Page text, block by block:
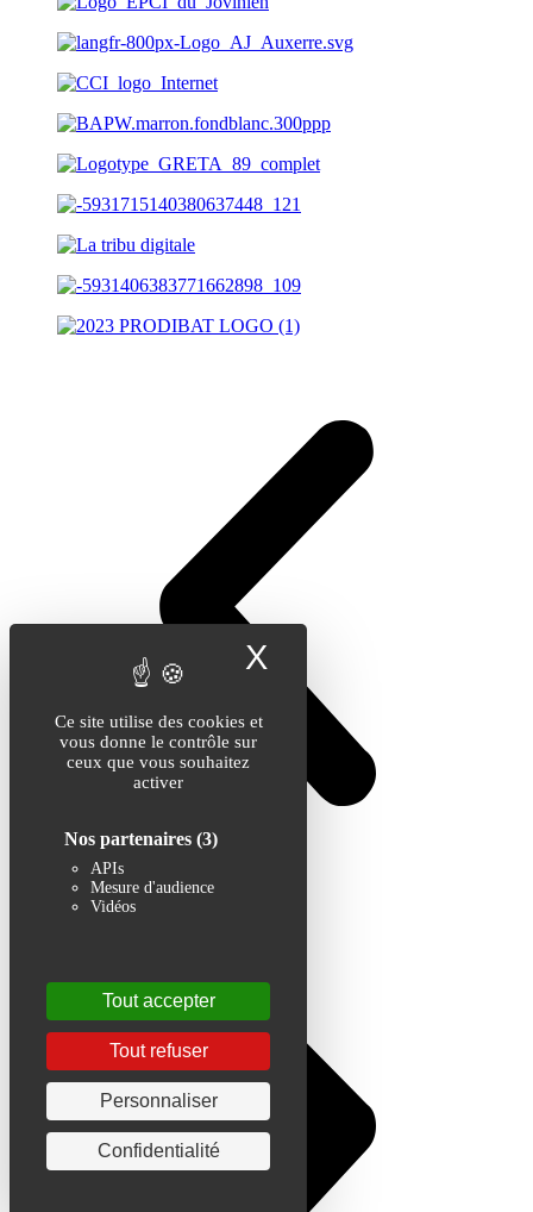
Ce site utilise des cookies et
vous donne le contrôle sur
ceux que vous souhaitez
activer
Nos partenaires (3)
APIs
Mesure d'audience
Vidéos
Tout accepter
Tout refuser
Personnaliser
Confidentialité
X